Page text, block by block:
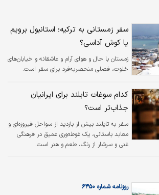
حمل‌ونقلی میان اصفهان و اقلیم کردستان خبر
سفر زمستانی به ترکیه؛ استانبول برویم
یا کوش آداسی؟
زمستان با حال و هوای آرام و عاشقانه و خیابان‌های
خلوت، فصلی منحصربه‌فرد برای سفر است.
کدام سوغات تایلند برای ایرانیان
جذاب‌تر است؟
سفر به تایلند بیش از بازدید از سواحل فیروزه‌ای و
معابد باستانی، یک غوطه‌وری عمیق در فرهنگی
غنی و سرشار از رنگ، طعم و هنر است.
روزنامه شماره ۶۴۵۰